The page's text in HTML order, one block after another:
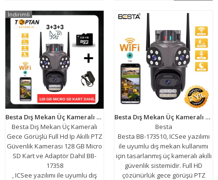
Besta Dış Mekan Üç Kameralı Gece Görüşlü Full Hd Ip Akıllı PTZ Güvenlik Kamerası 128 GB Micro SD Kart ve Adaptör Dahil BB-17358
Besta Dış Mekan Üç Kameralı
Gece Görüşlü Full Hd Ip Akıllı PTZ
Güvenlik Kamerası 128 GB Micro
SD Kart ve Adaptör Dahil BB-
17358
, ICSee yazılımı ile uyumlu dış
İndirimli
Besta Dış Mekan Üç Kameralı Gece Görüşlü Full Hd Ip Akıllı Güvenlik Kamerası PTZ GÜVENLİK KAMERASI BB-173510
Besta
Besta BB-173510, ICSee yazılımı
ile uyumlu dış mekan kullanımı
için tasarlanmış üç kameralı akıllı
güvenlik sistemidir. Full HD
çözünürlük gece görüşü PTZ